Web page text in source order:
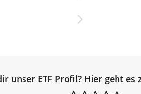
unser ETF Profil? Hier geht es